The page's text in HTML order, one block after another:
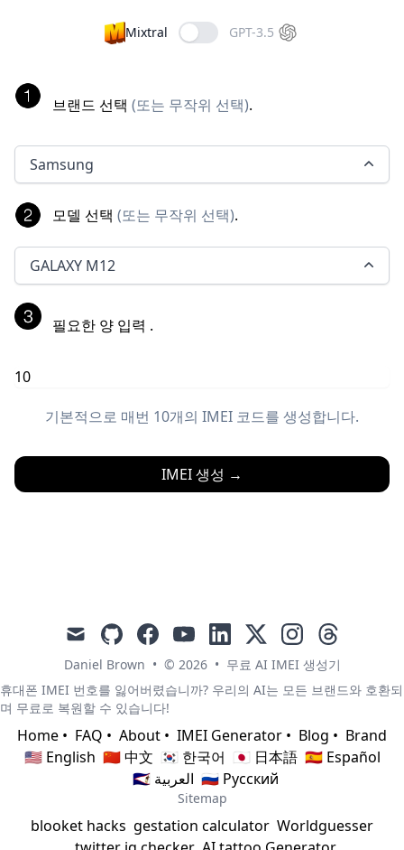
Mixtral GPT-3.5
브랜드 선택 (또는 무작위 선택).
Samsung
모델 선택 (또는 무작위 선택).
GALAXY M12
필요한 양 입력 .
기본적으로 매번 10개의 IMEI 코드를 생성합니다.
IMEI 생성 →
mail githubfacebookyoutubelinkedin
x instagramthreads
Daniel Brown • © 2026 • 무료 AI IMEI 생성기
휴대폰 IMEI 번호를 잃어버렸습니까? 우리의 AI는 모든 브랜드와 호환되
며 무료로 복원할 수 있습니다!
Home • FAQ • About • IMEI Generator • Blog • Brand
🇺🇸 English 🇨🇳 中文 🇰🇷 한국어 🇯🇵 日本語 🇪🇸 Español
🇸🇦 العربية 🇷🇺 Русский
Sitemap
blooket hacks gestation calculator Worldguesser